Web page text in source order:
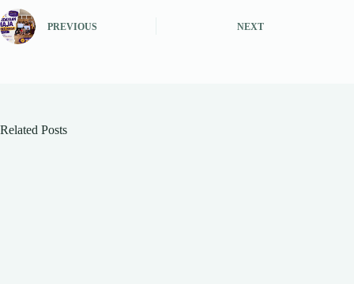
A
pp
a
ok
PREVIOUS NEXT
Related Posts